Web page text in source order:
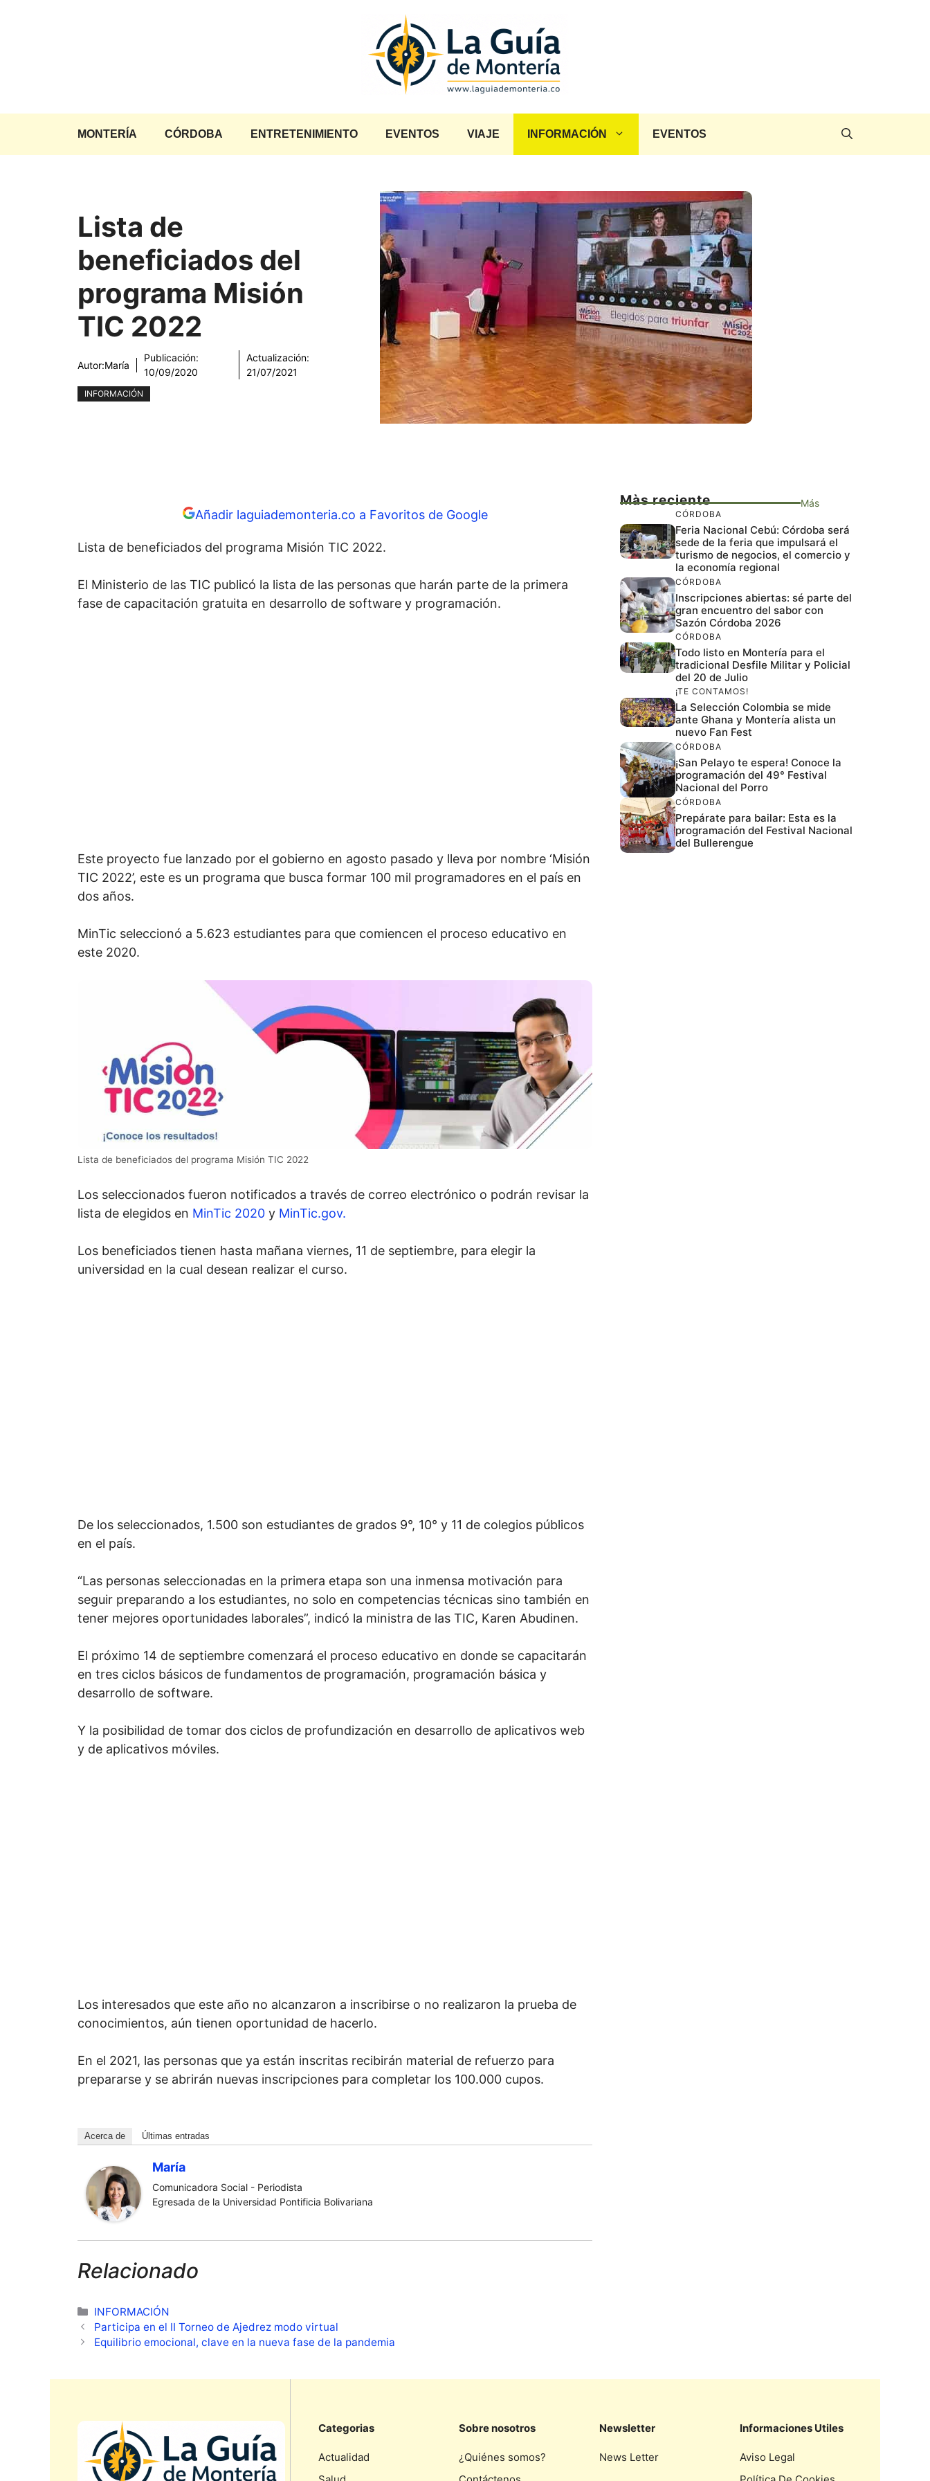
MONTERÍA CÓRDOBA ENTRETENIMIENTO EVENTOS VIAJE INFORMACIÓN EVENTOS
Lista de
beneficiados del
programa Misión
TIC 2022
Autor:María
Publicación:
10/09/2020
Actualización:
21/07/2021
INFORMACIÓN
Añadir laguiademonteria.co a Favoritos de Google
Lista de beneficiados del programa Misión TIC 2022.
El Ministerio de las TIC publicó la lista de las personas que harán parte de la primera
fase de capacitación gratuita en desarrollo de software y programación.
Este proyecto fue lanzado por el gobierno en agosto pasado y lleva por nombre ‘Misión
TIC 2022’, este es un programa que busca formar 100 mil programadores en el país en
dos años.
MinTic seleccionó a 5.623 estudiantes para que comiencen el proceso educativo en
este 2020.
Lista de beneficiados del programa Misión TIC 2022
Los seleccionados fueron notificados a través de correo electrónico o podrán revisar la
lista de elegidos en MinTic 2020 y MinTic.gov.
Los beneficiados tienen hasta mañana viernes, 11 de septiembre, para elegir la
universidad en la cual desean realizar el curso.
De los seleccionados, 1.500 son estudiantes de grados 9°, 10° y 11 de colegios públicos
en el país.
“Las personas seleccionadas en la primera etapa son una inmensa motivación para
seguir preparando a los estudiantes, no solo en competencias técnicas sino también en
tener mejores oportunidades laborales”, indicó la ministra de las TIC, Karen Abudinen.
El próximo 14 de septiembre comenzará el proceso educativo en donde se capacitarán
en tres ciclos básicos de fundamentos de programación, programación básica y
desarrollo de software.
Y la posibilidad de tomar dos ciclos de profundización en desarrollo de aplicativos web
y de aplicativos móviles.
Los interesados que este año no alcanzaron a inscribirse o no realizaron la prueba de
conocimientos, aún tienen oportunidad de hacerlo.
En el 2021, las personas que ya están inscritas recibirán material de refuerzo para
prepararse y se abrirán nuevas inscripciones para completar los 100.000 cupos.
Acerca de Últimas entradas
María
Comunicadora Social - Periodista
Egresada de la Universidad Pontificia Bolivariana
Relacionado
Categorías
INFORMACIÓN
Participa en el II Torneo de Ajedrez modo virtual
Equilibrio emocional, clave en la nueva fase de la pandemia
Màs reciente Más
CÓRDOBA
Feria Nacional Cebú: Córdoba será
sede de la feria que impulsará el
turismo de negocios, el comercio y
la economía regional
CÓRDOBA
Inscripciones abiertas: sé parte del
gran encuentro del sabor con
Sazón Córdoba 2026
CÓRDOBA
Todo listo en Montería para el
tradicional Desfile Militar y Policial
del 20 de Julio
¡TE CONTAMOS!
La Selección Colombia se mide
ante Ghana y Montería alista un
nuevo Fan Fest
CÓRDOBA
¡San Pelayo te espera! Conoce la
programación del 49° Festival
Nacional del Porro
CÓRDOBA
Prepárate para bailar: Esta es la
programación del Festival Nacional
del Bullerengue
Categorias
Actualidad
Sobre nosotros
¿Quiénes somos?
Newsletter
News Letter
Informaciones Utiles
Aviso Legal